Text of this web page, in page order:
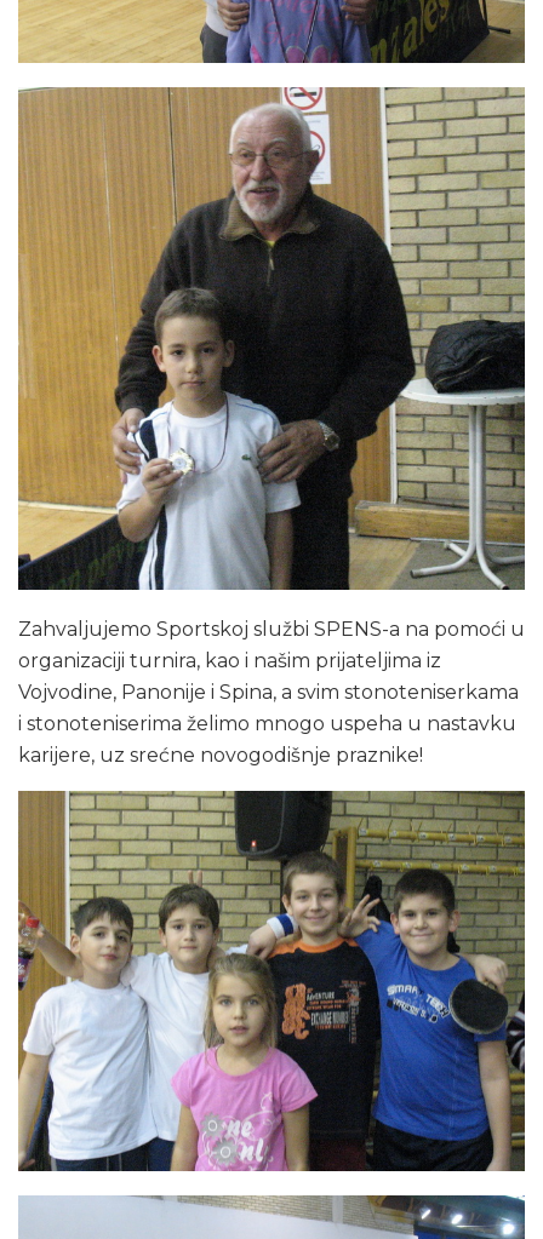
Zahvaljujemo Sportskoj službi SPENS-a na pomoći u
organizaciji turnira, kao i našim prijateljima iz
Vojvodine, Panonije i Spina, a svim stonoteniserkama
i stonoteniserima želimo mnogo uspeha u nastavku
karijere, uz srećne novogodišnje praznike!